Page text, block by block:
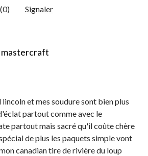
(0) Signaler
mastercraft
lincoln et mes soudure sont bien plus
partout comme avec le
partout mais sacré qu'il coûte chère
de plus les paquets simple vont
canadian tire de rivière du loup